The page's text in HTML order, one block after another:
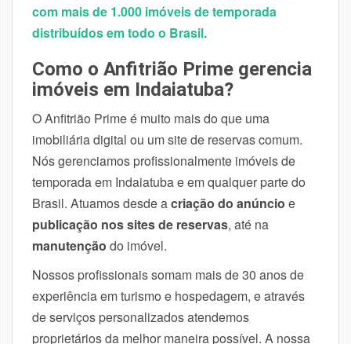
com mais de 1.000 imóveis de temporada
distribuídos em todo o Brasil.
Como o Anfitrião Prime gerencia
imóveis em Indaiatuba?
O Anfitrião Prime é muito mais do que uma
imobiliária digital ou um site de reservas comum.
Nós gerenciamos profissionalmente imóveis de
temporada em Indaiatuba e em qualquer parte do
Brasil. Atuamos desde acriação do anúncio e
publicação nos sites de reservas, até na
manutenção do imóvel.
Nossos profissionais somam mais de 30 anos de
experiência em turismo e hospedagem, e através
de serviços personalizados atendemos
proprietários da melhor maneira possível. A nossa